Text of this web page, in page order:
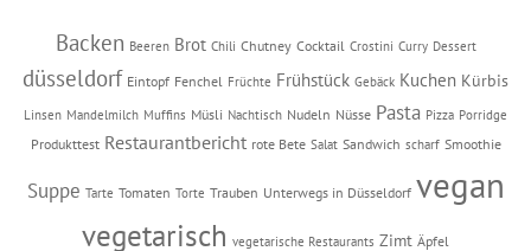
Backen Beeren Brot Chili Chutney Cocktail Crostini Curry Dessert
düsseldorf Eintopf Fenchel Früchte Frühstück Gebäck Kuchen Kürbis
Linsen Mandelmilch Muffins Müsli Nachtisch Nudeln Nüsse Pasta Pizza Porridge
Produkttest Restaurantbericht rote Bete Salat Sandwich scharf Smoothie
Suppe Tarte Tomaten Torte Trauben Unterwegs in Düsseldorf vegan
vegetarisch vegetarische Restaurants Zimt Äpfel